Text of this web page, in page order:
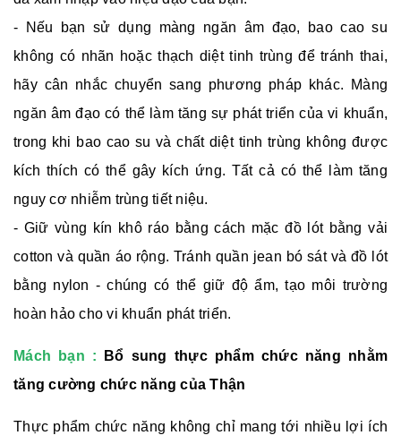
- Nếu bạn sử dụng màng ngăn âm đạo, bao cao su
không có nhãn hoặc thạch diệt tinh trùng để tránh thai,
hãy cân nhắc chuyển sang phương pháp khác. Màng
ngăn âm đạo có thể làm tăng sự phát triển của vi khuẩn,
trong khi bao cao su và chất diệt tinh trùng không được
kích thích có thể gây kích ứng. Tất cả có thể làm tăng
nguy cơ nhiễm trùng tiết niệu.
- Giữ vùng kín khô ráo bằng cách mặc đồ lót bằng vải
cotton và quần áo rộng. Tránh quần jean bó sát và đồ lót
bằng nylon - chúng có thể giữ độ ẩm, tạo môi trường
hoàn hảo cho vi khuẩn phát triển.
Mách bạn : Bổ sung thực phẩm chức năng nhằm
tăng cường chức năng của Thận
​Thực phẩm chức năng không chỉ mang tới nhiều lợi ích